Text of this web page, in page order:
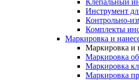
Клепальный
Инструмент
Контрольно-
Комплекты
Маркировка и
Маркировка и
Маркировка
Маркировка
Маркировка